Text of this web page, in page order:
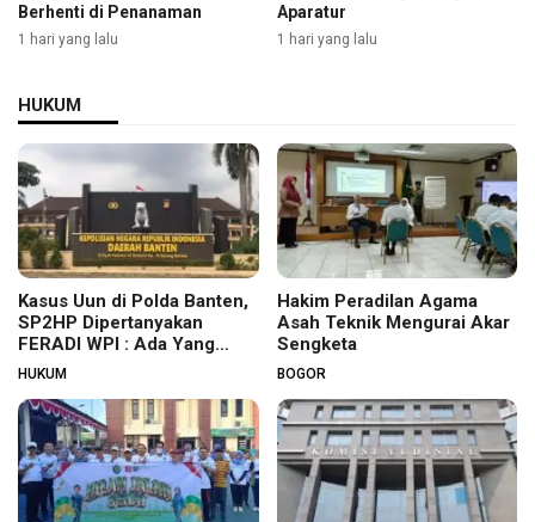
Berhenti di Penanaman
1 hari yang lalu
Aparatur
1 hari yang lalu
HUKUM
Kasus Uun di Polda Banten,
SP2HP Dipertanyakan
FERADI WPI : Ada Yang
Tidak Beres?
HUKUM
Hakim Peradilan Agama
Asah Teknik Mengurai Akar
Sengketa
BOGOR